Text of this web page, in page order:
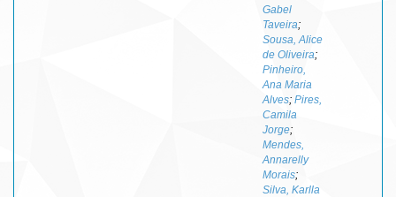
Gabel
Taveira;
Sousa, Alice
de Oliveira;
Pinheiro,
Ana Maria
Alves; Pires,
Camila
Jorge;
Mendes,
Annarelly
Morais;
Silva, Karlla